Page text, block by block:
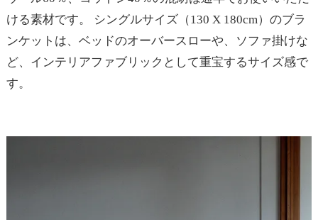
ける素材です。 シングルサイズ（130 X 180cm）のブラ
ンケットは、ベッドのオーバースローや、ソファ掛けな
ど、インテリアファブリックとして重宝するサイズ感で
す。